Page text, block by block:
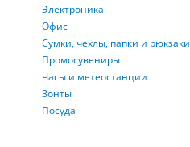
Электроника
Офис
Сумки, чехлы, папки и рюкзаки
Промосувениры
Часы и метеостанции
Зонты
Посуда